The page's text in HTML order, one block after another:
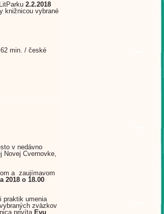
2.2.2018
knižnicou vybrané
min. / české
v nedávno
Novej Cvernovke,
a zaujímavom
2018 o 18.00
praktik umenia
zväzkov
privíta Evu